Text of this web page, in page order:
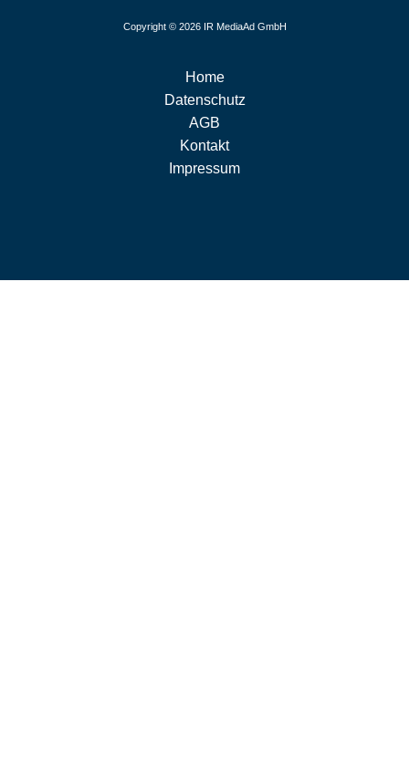
Copyright © 2026 IR MediaAd GmbH
Home
Datenschutz
AGB
Kontakt
Impressum